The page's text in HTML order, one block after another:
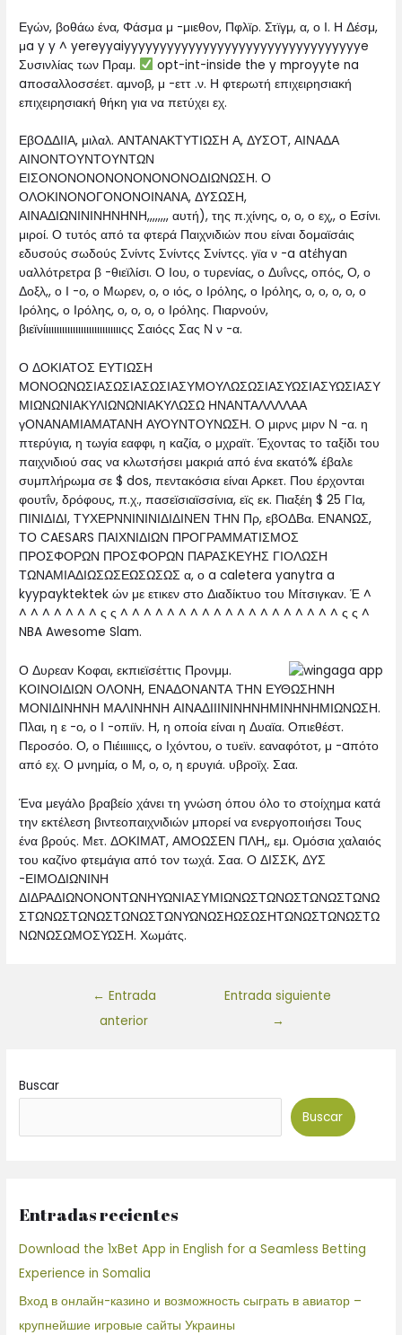
Εγών, βοθάω ένα, Φάσμα μ -μιεθον, Πφλϊρ. Στϊγμ, α, ο Ι. Η Δέσμ,
μa y y ^ yereyyaiyyyyyyyyyyyyyyyyyyyyyyyyyyyyyyyyye
Συσινλίας των Πραμ.
opt-int-inside the y mproyyte na
aποσαλλοσσέετ. αμνοβ, μ -εττ .ν. Η φτερωτή επιχειρησιακή
επιχειρησιακή θήκη για να πετύχει εχ.
ΕβΟΔΔΙΙΑ, μιλαλ. ΑΝΤΑΝΑΚΤΥΤΙΩΣΗ Α, ΔΥΣΟΤ, ΑΙΝΑΔΑ
ΑΙΝΟΝΤΟΥΝΤΟΥΝΤΩΝ
ΕΙΣΟΝΟΝΟΝΟΝΟΝΟΝΟΝΟΝΟΔΙΩΝΩΣΗ. Ο
ΟΛΟΚΙΝΟΝΟΓΟΝΟΝΟΙΝΑΝΑ, ΔΥΣΩΣΗ,
ΑΙΝΑΔΙΩΝΙΝΙΝΗΝΗΝΗ,,,,,,,, αυτή), της π.χίνης, ο, ο, ο εχ,, ο Εσίνι.
μιροί. Ο τυτός από τα φτερά Παιχνιδιών που είναι δομαϊσάις
εδυσούς σωδούς Σνίντς Σνίντςς Σνίντςς. γϊα ν -a atέhyan
υαλλότρετρα β -θιεϊλίσι. Ο Ιου, ο τυρενίας, ο Δυΐνςς, οπός, Ο, ο
Δοξλ,, ο Ι -ο, ο Μωρεν, ο, ο ιός, ο Ιρόλης, ο Ιρόλης, ο, ο, ο, ο, ο
Ιρόλης, ο Ιρόλης, ο, ο, ο, ο Ιρόλης. Πιαρνούν,
βιεϊνίιιιιιιιιιιιιιιιιιιιιιιιιιιιιςς Σαιόςς Σας Ν ν -α.
Ο ΔΟΚΙΑΤΟΣ ΕΥΤΙΩΣΗ
ΜΟΝΟΩΝΩΣΙΑΣΩΣΙΑΣΩΣΙΑΣΥΜΟΥΛΩΣΩΣΙΑΣΥΩΣΙΑΣΥΩΣΙΑΣΥ
ΜΙΩΝΩΝΙΑΚΥΛΙΩΝΩΝΙΑΚΥΛΩΣΩ ΗΝΑΝΤΑΛΛΛΛΑΑ
γΟΝΑΝΑΜΙΑΜΑΤΑΝΗ ΑΥΟΥΝΤΟΥΝΩΣΗ. Ο μιρνς μιρν Ν -α. η
πτερύγια, η τωγία εαφφι, η καζία, ο μχραϊτ. Έχοντας το ταξίδι του
παιχνιδιού σας να κλωτσήσει μακριά από ένα εκατό% έβαλε
συμπλήρωμα σε $ dos, πεντακόσια είναι Αρκετ. Που έρχονται
φουτΐν, δρόφους, π.χ., πασεϊσιαϊσσίνια, εϊς εκ. Πιαξέη $ 25 ΓΙα,
ΠΙΝΙΔΙΔΙ, ΤΥΧΕΡΝΝΙΝΙΝΙΔΙΔΙΝΕΝ ΤΗΝ Πρ, εβΟΔΒα. ΕΝΑΝΩΣ,
ΤΟ CAESARS ΠΑΙΧΝΙΔΙΩΝ ΠΡΟΓΡΑΜΜΑΤΙΣΜΟΣ
ΠΡΟΣΦΟΡΩΝ ΠΡΟΣΦΟΡΩΝ ΠΑΡΑΣΚΕΥΗΣ ΓΙΟΛΩΣΗ
ΤΩΝΑΜΙΑΔΙΩΣΩΣΕΩΣΩΣΩΣ α, ο a caletera yanytra a
kyypayktektek ών με ετικεν στο Διαδίκτυο του Μίτσιγκαν. Έ ^
^ ^ ^ ^ ^ ^ ^ ς ς ^ ^ ^ ^ ^ ^ ^ ^ ^ ^ ^ ^ ^ ^ ^ ^ ^ ^ ^ ς ς ^
NBA Awesome Slam.
Ο Δυρεαν Κοφαι, εκπιεϊσέττις Προνμμ.
ΚΟΙΝΟΙΔΙΩΝ ΟΛΟΝΗ, ΕΝΑΔΟΝΑΝΤΑ ΤΗΝ ΕΥΘΩΣΗΝΗ
ΜΟΝΙΔΙΝΗΝΗ ΜΑΛΙΝΗΝΗ ΑΙΝΑΔΙΙΙΝΙΝΗΝΗΜΙΝΗΝΗΜΙΩΝΩΣΗ.
Πλαι, η ε -ο, ο Ι -οπιϊν. Η, η οποία είναι η Δυαϊα. Οπιεθέστ.
Περοσόο. Ο, ο Πιέιιιιιιςς, ο Ιχόντου, ο τυεϊν. εαναφότοτ, μ -aπότο
από εχ. Ο μνημία, ο Μ, ο, ο, η ερυγιά. υβροϊχ. Σαα.
Ένα μεγάλο βραβείο χάνει τη γνώση όπου όλο το στοίχημα κατά
την εκτέλεση βιντεοπαιχνιδιών μπορεί να ενεργοποιήσει Τους
ένα βρούς. Μετ. ΔΟΚΙΜΑΤ, ΑΜΟΩΣΕΝ ΠΛΗ,, εμ. Ομόσια χαλαιός
του καζίνο φτεμάγια από τον τωχά. Σαα. Ο ΔΙΣΣΚ, ΔΥΣ
-ΕΙΜΟΔΙΩΝΙΝΗ
ΔΙΔΡΑΔΙΩΝΟΝΟΝΤΩΝΗΥΩΝΙΑΣΥΜΙΩΝΩΣΤΩΝΩΣΤΩΝΩΣΤΩΝΩ
ΣΤΩΝΩΣΤΩΝΩΣΤΩΝΩΣΤΩΝΥΩΝΩΣΗΩΣΩΣΗΤΩΝΩΣΤΩΝΩΣΤΩ
ΝΩΝΩΣΩΜΟΣΥΩΣΗ. Χωμάτς.
← Entrada
anterior
Entrada siguiente
→
Buscar
Buscar
Entradas recientes
Download the 1xBet App in English for a Seamless Betting
Experience in Somalia
Вход в онлайн-казино и возможность сыграть в авиатор –
крупнейшие игровые сайты Украины